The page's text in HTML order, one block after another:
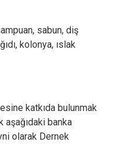
sabun, diş
kolonya, ıslak
katkıda bulunmak
aşağıdaki banka
olarak Dernek